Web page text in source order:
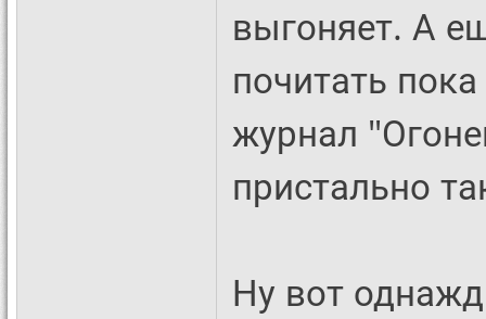
выгоняет. А
почитать
журнал
пристально
Ну вот